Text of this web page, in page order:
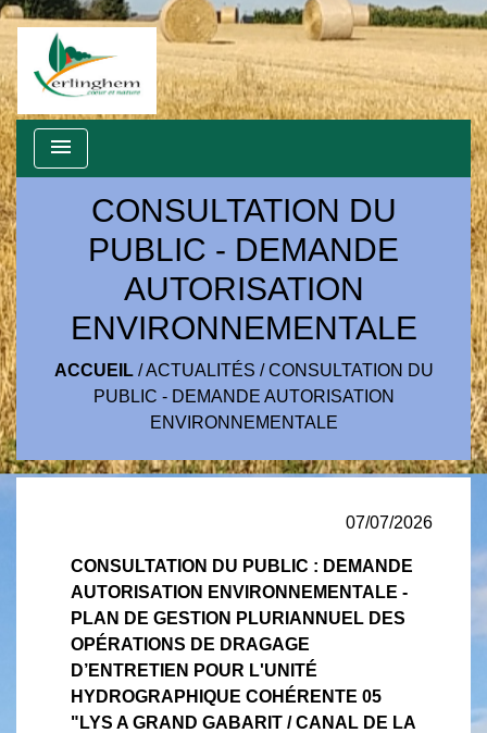
menu
CONSULTATION DU
PUBLIC - DEMANDE
AUTORISATION
ENVIRONNEMENTALE
ACCUEIL/ACTUALITÉS /CONSULTATION DU
PUBLIC - DEMANDE AUTORISATION
ENVIRONNEMENTALE
07/07/2026
CONSULTATION DU PUBLIC : DEMANDE
AUTORISATION ENVIRONNEMENTALE -
PLAN DE GESTION PLURIANNUEL DES
OPÉRATIONS DE DRAGAGE
D’ENTRETIEN POUR L'UNITÉ
HYDROGRAPHIQUE COHÉRENTE 05
"LYS A GRAND GABARIT / CANAL DE LA